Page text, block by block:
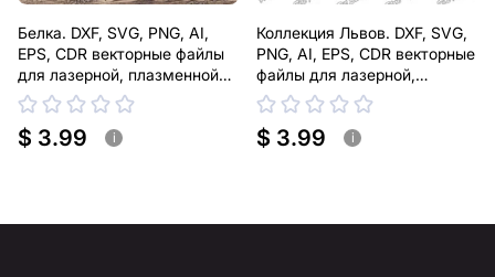
Белка. DXF, SVG, PNG, AI,
EPS, CDR векторные файлы
для лазерной, плазменной
резки
$ 3.99 i
Коллекция Львов. DXF, SVG,
PNG, AI, EPS, CDR векторные
файлы для лазерной,
плазменной резки
$ 3.99 i